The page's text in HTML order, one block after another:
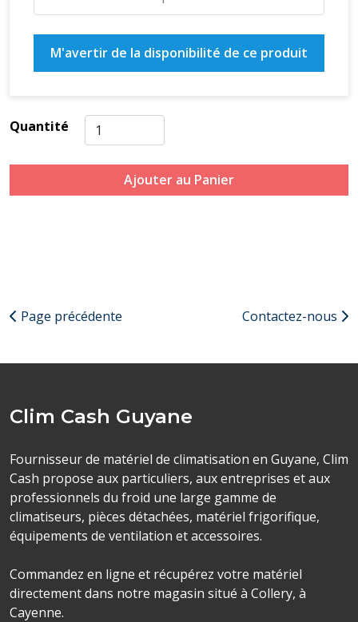
M'avertir de la disponibilité de ce produit
Quantité
Ajouter au Panier
Page précédente Contactez-nous
Clim Cash Guyane
Fournisseur de matériel de climatisation en Guyane, Clim
Cash propose aux particuliers, aux entreprises et aux
professionnels du froid une large gamme de
climatiseurs, pièces détachées, matériel frigorifique,
équipements de ventilation et accessoires.
Commandez en ligne et récupérez votre matériel
directement dans notre magasin situé à Collery, à
Cayenne.